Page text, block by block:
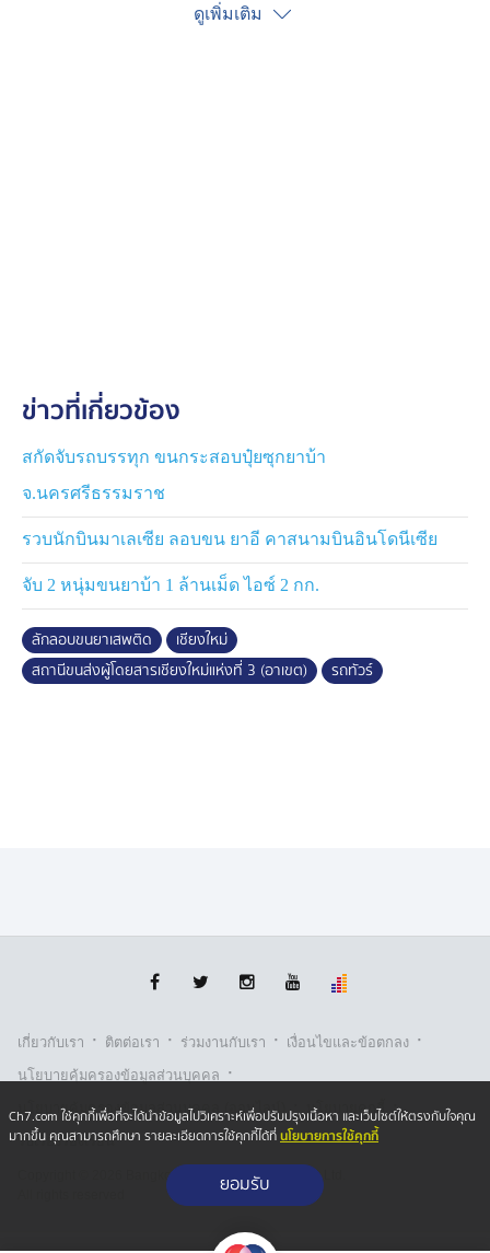
ของยาเสพติดจำนวนมากครั้งนี้ และดำเนินการส่งตัวผู้
ดูเพิ่มเติม
ข่าวที่เกี่ยวข้อง
สกัดจับรถบรรทุก ขนกระสอบปุ๋ยซุกยาบ้า
จ.นครศรีธรรมราช
รวบนักบินมาเลเซีย ลอบขน ยาอี คาสนามบินอินโดนีเซีย
จับ 2 หนุ่มขนยาบ้า 1 ล้านเม็ด ไอซ์ 2 กก.
ลักลอบขนยาเสพติด
เชียงใหม่
สถานีขนส่งผู้โดยสารเชียงใหม่แห่งที่ 3 (อาเขต)
รถทัวร์
เกี่ยวกับเรา · ติตต่อเรา · ร่วมงานกับเรา · เงื่อนไขและข้อตกลง ·
นโยบายคุ้มครองข้อมูลส่วนบุคคล ·
นโยบายคุ้มครองข้อมูลส่วนบุคคล (ออนไลน์) · นโยบายคุกกี้ ·
รับเรื่องร้องเรียน
Copyright © 2026 Bangkok Broadcasting & T.V. Co.,Ltd.
Ch7.com ใช้คุกกี้เพื่อที่จะได้นำข้อมูลไปวิเคราะห์เพื่อปรับปรุงเนื้อหา และเว็บไซต์ให้ตรงกับใจคุณ
มากขึ้น คุณสามารถศึกษา รายละเอียดการใช้คุกกี้ได้ที่นโยบายการใช้คุกกี้
ยอมรับ